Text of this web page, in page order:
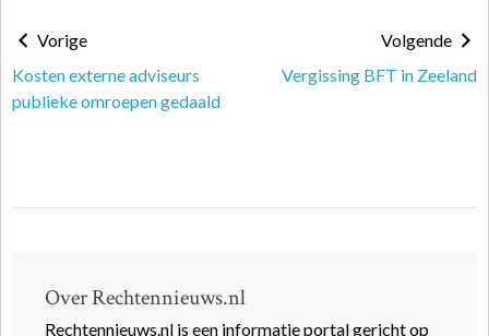
Vorige
Kosten externe adviseurs
publieke omroepen gedaald
Volgende
Vergissing BFT in Zeeland
Over Rechtennieuws.nl
Rechtennieuws.nl is een informatie portal gericht op